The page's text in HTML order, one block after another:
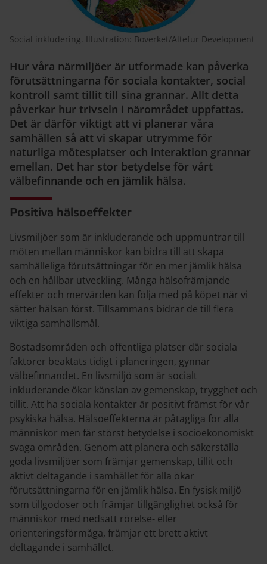
Social inkludering. Illustration: Boverket/Altefur Development
Hur våra närmiljöer är utformade kan påverka
förutsättningarna för sociala kontakter, social
kontroll samt tillit till sina grannar. Allt detta
påverkar hur trivseln i närområdet uppfattas.
Det är därför viktigt att vi planerar våra
samhällen så att vi skapar utrymme för
naturliga mötesplatser och interaktion grannar
emellan. Det har stor betydelse för vårt
välbefinnande och en jämlik hälsa.
Positiva hälsoeffekter
Livsmiljöer som är inkluderande och uppmuntrar till
möten mellan människor kan bidra till att skapa
samhälleliga förutsättningar för en mer jämlik hälsa
och en hållbar utveckling. Många hälsofrämjande
effekter och mervärden kan följa med på köpet när vi
sätter hälsan först. Tillsammans bidrar de till flera
viktiga samhällsmål.
Bostadsområden och offentliga platser där sociala
faktorer beaktats tidigt i planeringen, gynnar
välbefinnandet. En livsmiljö som är socialt
inkluderande ökar känslan av gemenskap, trygghet och
tillit. Att ha sociala kontakter är positivt främst för vår
psykiska hälsa. Hälsoeffekterna är påtagliga för alla
människor men får störst betydelse i socioekonomiskt
svaga områden. Genom att planera och säkerställa
goda livsmiljöer som främjar gemenskap, tillit och
aktivt deltagande i samhället för alla ökar
förutsättningarna för en jämlik hälsa. En fysisk miljö
som tillgodoser och främjar tillgänglighet också för
människor med nedsatt rörelse- eller
orienteringsförmåga, främjar ett brett aktivt
deltagande i samhället.